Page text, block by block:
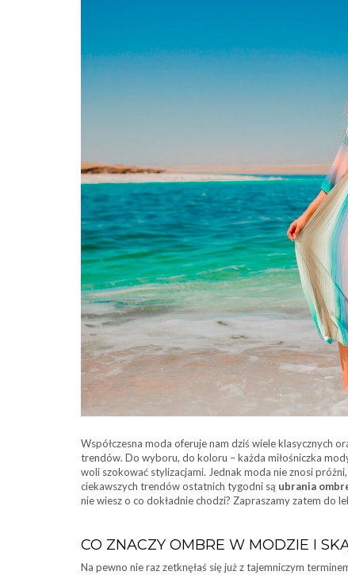
Współczesna moda oferuje nam dziś wiele klasycznych
trendów. Do wyboru, do koloru – każda miłośniczka
woli szokować stylizacjami. Jednak moda nie znosi
ciekawszych trendów ostatnich tygodni są ubrania
nie wiesz o co dokładnie chodzi? Zapraszamy zatem do
CO ZNACZY OMBRE W MODZIE I
Na pewno nie raz zetknęłaś się już z tajemniczym